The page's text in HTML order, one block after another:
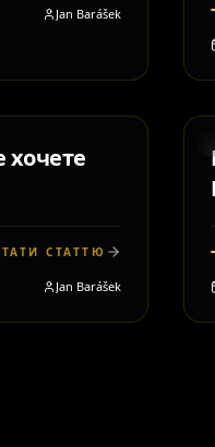
Jan Barášek
хочете
СТАТТЮ
Jan Barášek